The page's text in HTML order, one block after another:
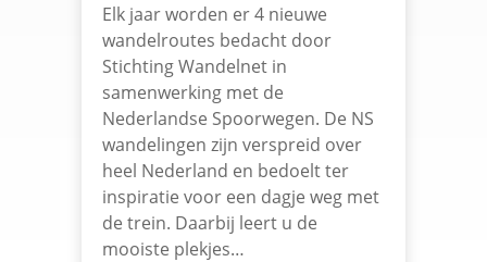
Elk jaar worden er 4 nieuwe
wandelroutes bedacht door
Stichting Wandelnet in
samenwerking met de
Nederlandse Spoorwegen. De NS
wandelingen zijn verspreid over
heel Nederland en bedoelt ter
inspiratie voor een dagje weg met
de trein. Daarbij leert u de
mooiste plekjes…